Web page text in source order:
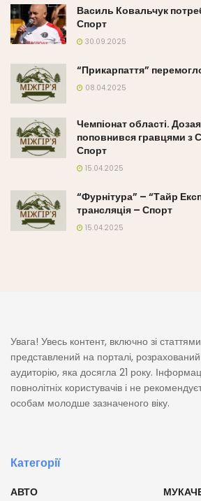
Василь Ковальчук
Спорт
30.09.2025
“Прикарпаття”
08.04.2025
Чемпіонат області.
поповнився гравцями з
Спорт
15.04.2025
“Фурнітура” – “Тайр
трансляція – Спорт
15.04.2025
Увага! Увесь контент, включно зі
представлений на порталі,
аудиторію, яка досягла 21 року.
повнолітніх користувачів і не
особам молодше зазначеного віку.
Категорії
АВТО